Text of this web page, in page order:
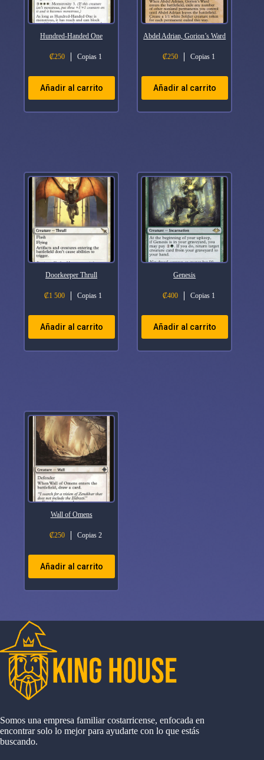
Hundred-Handed One
₡250 Copias 1
Añadir al carrito
Abdel Adrian, Gorion’s Ward
₡250 Copias 1
Añadir al carrito
Doorkeeper Thrull
₡1 500 Copias 1
Añadir al carrito
Genesis
₡400 Copias 1
Añadir al carrito
Wall of Omens
₡250 Copias 2
Añadir al carrito
Somos una empresa familiar costarricense, enfocada en
encontrar solo lo mejor para ayudarte con lo que estás
buscando.